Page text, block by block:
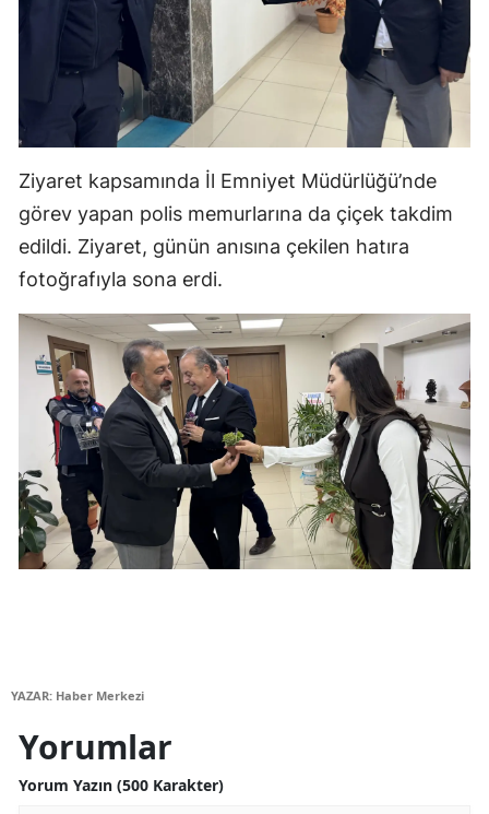
Siirt
Sinop
Sivas
Tekirdağ
Tokat
Trabzon
Şanlıurfa
Uşak
Van
Yozgat
Zonguldak
Aksaray
Ziyaret kapsamında İl Emniyet Müdürlüğü’nde
görev yapan polis memurlarına da çiçek takdim
edildi. Ziyaret, günün anısına çekilen hatıra
fotoğrafıyla sona erdi.
YAZAR: Haber Merkezi
Yorumlar
Yorum Yazın (500 Karakter)